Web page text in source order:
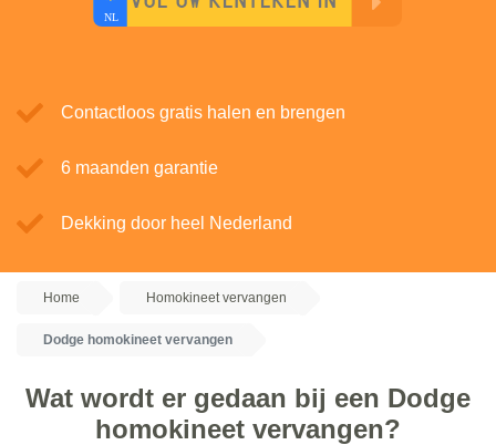
Contactloos gratis halen en brengen
6 maanden garantie
Dekking door heel Nederland
Home Homokineet vervangen
Dodge homokineet vervangen
Wat wordt er gedaan bij een Dodge
homokineet vervangen?